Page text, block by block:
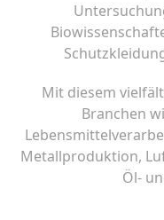
Mit diesem
Branchen
Metallproduktion,
Öl-